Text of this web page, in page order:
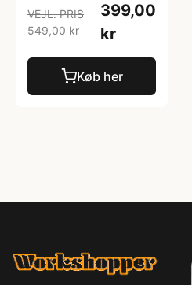
VEJL. PRIS
549,00 kr
399,00
kr
Køb her